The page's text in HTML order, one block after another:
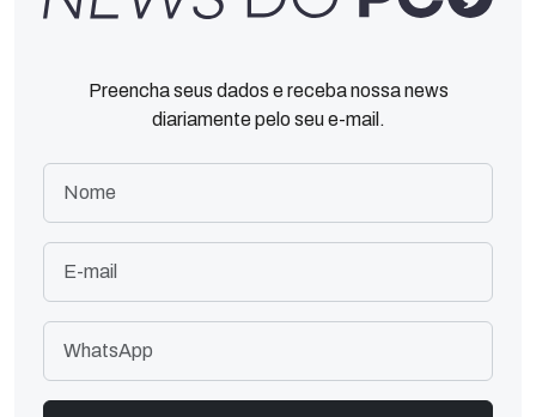
Preencha seus dados e receba nossa news
diariamente pelo seu e-mail.